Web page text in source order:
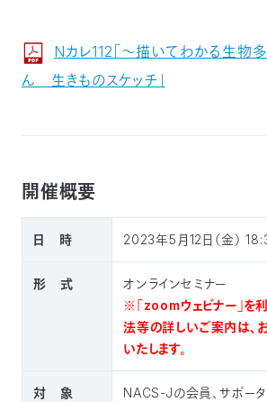
4101（代
表）
FAX：
閉じる
Nカレ112「～描いてわかる生
ん 生きものスケッチ」
開催概要
日 時 2023年5月12日（金）
形 式
オンラインセミナー
※「zoomウェビナー」を
法等の詳しいご案内は、
いたします。
対 象
NACS-Jの会員、サポー